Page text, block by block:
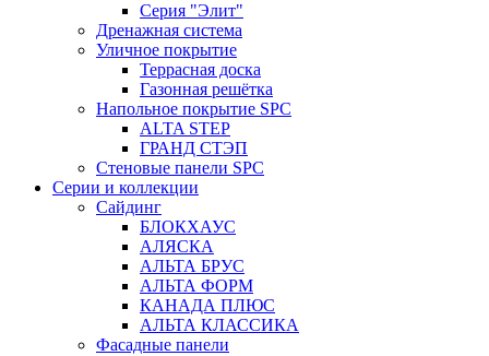
Серия "Элит"
Дренажная система
Уличное покрытие
Террасная доска
Газонная решётка
Напольное покрытие SPC
ALTA STEP
ГРАНД СТЭП
Стеновые панели SPC
Серии и коллекции
Сайдинг
БЛОКХАУС
АЛЯСКА
АЛЬТА БРУС
АЛЬТА ФОРМ
КАНАДА ПЛЮС
АЛЬТА КЛАССИКА
Фасадные панели